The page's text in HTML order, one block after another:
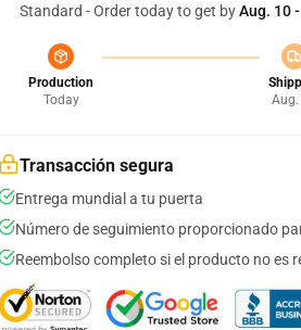
Standard - Order today to get byAug. 10
Production
Today
Aug.
Transacción segura
Entrega mundial a tu puerta
Número de seguimiento proporcionado
Reembolso completo si el producto no es